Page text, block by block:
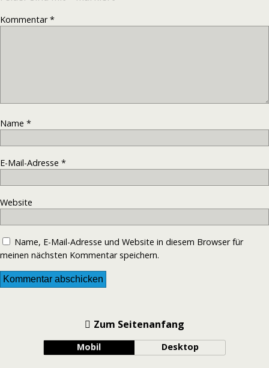
Kommentar*
Name *
E-Mail-Adresse *
Website
Name, E-Mail-Adresse und Website in diesem Browser für
meinen nächsten Kommentar speichern.
Zum Seitenanfang
Mobil Desktop